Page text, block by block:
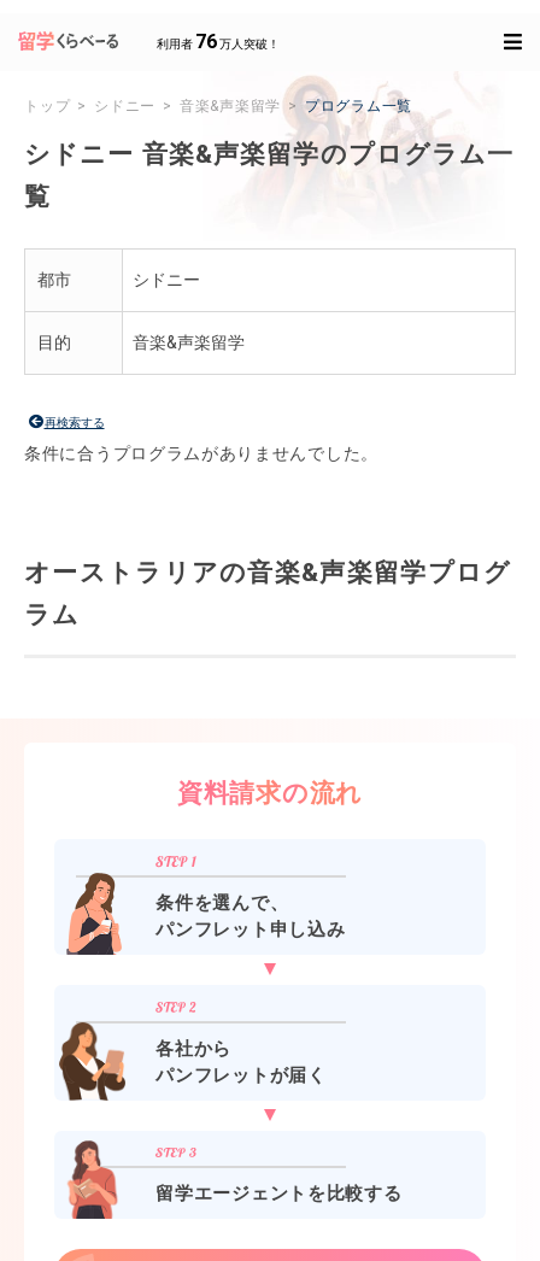
利用者 76万人突破！
トップ シドニー 音楽&声楽留学 プログラム一覧
シドニー 音楽&声楽留学のプログラム一
覧
都市 シドニー
目的 音楽&声楽留学
再検索する
条件に合うプログラムがありませんでした。
オーストラリアの音楽&声楽留学プログ
ラム
資料請求の流れ
条件を選んで、
パンフレット申し込み
各社から
パンフレットが届く
留学エージェントを比較する